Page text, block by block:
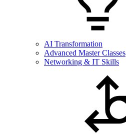
AI Transformation
Advanced Master Classes
Networking & IT Skills